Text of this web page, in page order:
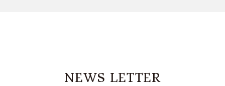
NEWS LETTER